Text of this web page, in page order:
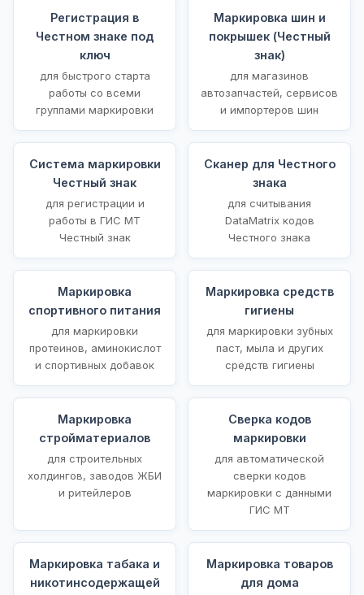
Регистрация в
Честном знаке под
ключ
для быстрого старта
работы со всеми
группами маркировки
Маркировка шин и
покрышек (Честный
знак)
для магазинов
автозапчастей, сервисов
и импортеров шин
Система маркировки
Честный знак
для регистрации и
работы в ГИС МТ
Честный знак
Сканер для Честного
знака
для считывания
DataMatrix кодов
Честного знака
Маркировка
спортивного питания
для маркировки
протеинов, аминокислот
и спортивных добавок
Маркировка средств
гигиены
для маркировки зубных
паст, мыла и других
средств гигиены
Маркировка
стройматериалов
для строительных
холдингов, заводов ЖБИ
и ритейлеров
Сверка кодов
маркировки
для автоматической
сверки кодов
маркировки с данными
ГИС МТ
Маркировка табака и
никотинсодержащей
Маркировка товаров
для дома